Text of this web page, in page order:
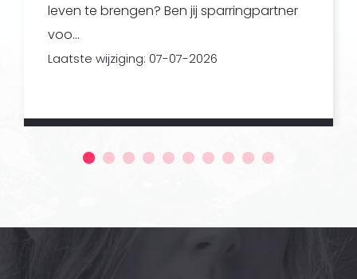
leven te brengen? Ben jij sparringpartner
voo...
Laatste wijziging: 07-07-2026